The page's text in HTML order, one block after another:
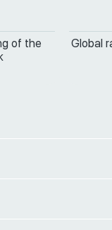
of the
Global